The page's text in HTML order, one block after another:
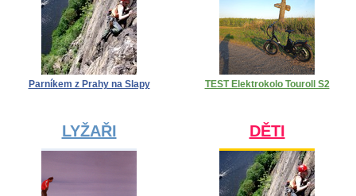
Parníkem z Prahy na Slapy TEST Elektrokolo Touroll S2
LYŽAŘI DĚTI